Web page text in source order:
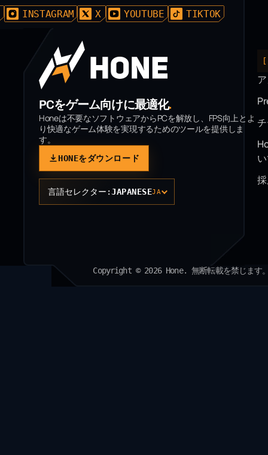
INSTAGRAM X YOUTUBE TIKTOK
PCをゲーム向けに最適化.
Honeは不要なソフトウェアからPCを解放し、FPS向上とよ
り快適なゲーム体験を実現するためのツールを提供しま
す。
HONEをダウンロード
言語セレクター:JAPANESEJA
Copyright © 2026 Hone. 無断転載を禁じます